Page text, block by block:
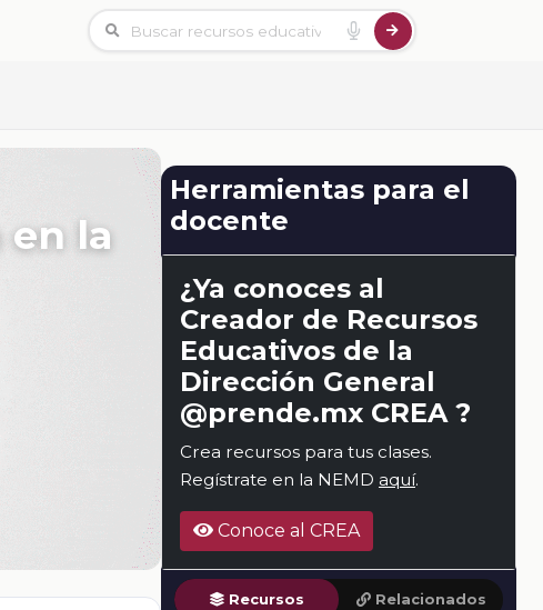
en la
Herramientas para el
docente
¿Ya conoces al
Creador de Recursos
Educativos de la
Dirección General
@prende.mx CREA ?
Crea recursos para tus clases.
Regístrate en la NEMD aquí.
Conoce al CREA
Recursos Relacionados